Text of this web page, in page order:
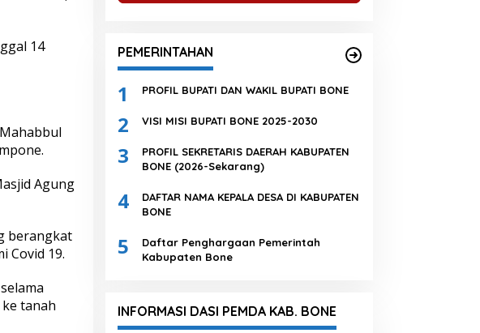
14
Agung
berangkat
Covid 19.
tanah
PEMERINTAHAN
1 PROFIL BUPATI DAN WAKIL BUPATI BONE
2 VISI MISI BUPATI BONE 2025-2030
3
PROFIL SEKRETARIS DAERAH KABUPATEN
BONE (2026-Sekarang)
4
DAFTAR NAMA KEPALA DESA DI KABUPATEN
BONE
5
Daftar Penghargaan Pemerintah
Kabupaten Bone
INFORMASI DASI PEMDA KAB. BONE